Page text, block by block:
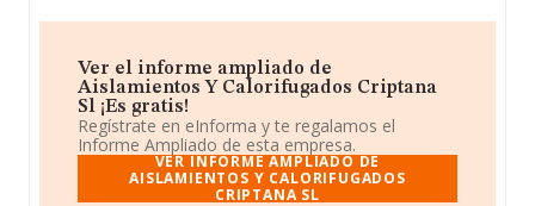
Ver el informe ampliado de
Aislamientos Y Calorifugados Criptana
Sl ¡Es gratis!
Regístrate en eInforma y te regalamos el
Informe Ampliado de esta empresa.
VER INFORME AMPLIADO DE
AISLAMIENTOS Y CALORIFUGADOS
CRIPTANA SL